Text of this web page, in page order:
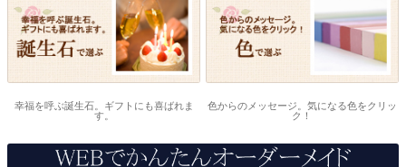
幸福を呼ぶ誕生石。ギフトにも喜ばれま
す。
色からのメッセージ。気になる色をクリッ
ク！